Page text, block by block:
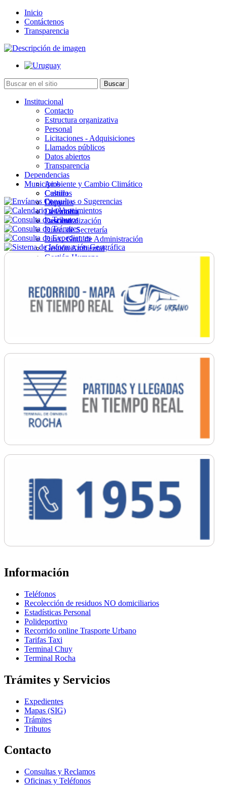
Inicio
Contáctenos
Transparencia
Institucional
Contacto
Estructura organizativa
Personal
Licitaciones - Adquisiciones
Llamados públicos
Datos abiertos
Transparencia
Dependencias
Ambiente y Cambio Climático
Cultura
Deportes
Desarrollo
Descentralización
Direc. de Secretaría
Direc. Gral. de Administración
Gestión Ambiental
Gestión Humana
Ordenamiento
Promoción Social
Salud
Secretaría General
Municipios
Castillos
Chuy
La Paloma
Lascano
Información
Teléfonos
Recolección de residuos NO domiciliarios
Estadísticas Personal
Polideportivo
Recorrido online Trasporte Urbano
Tarifas Taxi
Terminal Chuy
Terminal Rocha
Trámites y Servicios
Expedientes
Mapas (SIG)
Trámites
Tributos
Contacto
Consultas y Reclamos
Oficinas y Teléfonos